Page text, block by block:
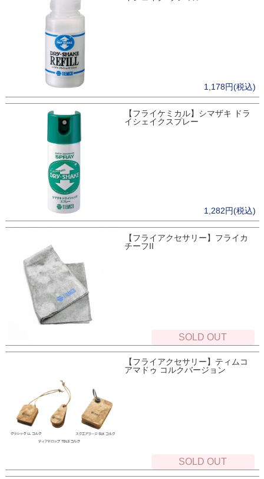
1,178円(税込)
【フライケミカル】シマザキ ドラ
イシェイクスプレー
1,282円(税込)
【フライアクセサリー】フライカ
チーフII
SOLD OUT
【フライアクセサリー】ティムコ
アマドゥ コルクバージョン
SOLD OUT